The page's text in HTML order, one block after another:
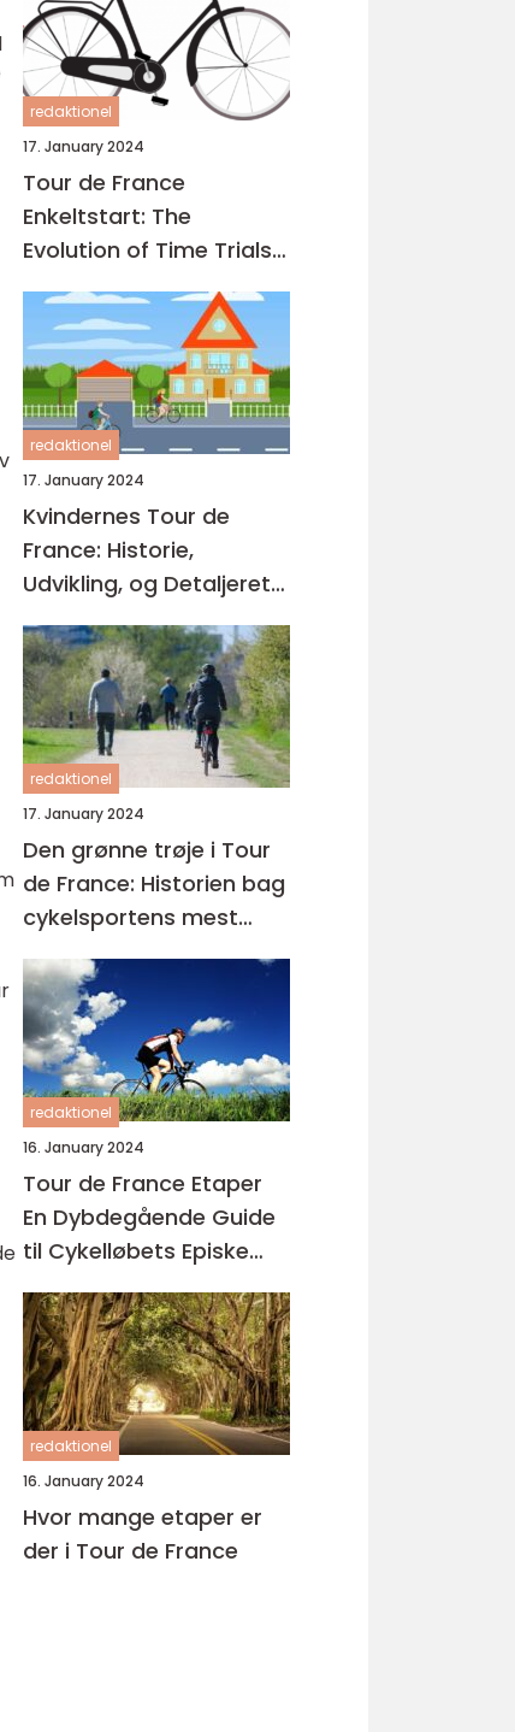
redaktionel
17. January 2024
Tour de France
Enkeltstart: The
Evolution of Time Trials
in the Worlds Greatest
Cycling Race
redaktionel
17. January 2024
Kvindernes Tour de
France: Historie,
Udvikling, og Detaljeret
Præsentation
redaktionel
17. January 2024
Den grønne trøje i Tour
de France: Historien bag
cykelsportens mest
eftertragtede pris
redaktionel
16. January 2024
Tour de France Etaper
En Dybdegående Guide
til Cykelløbets Episke
Ruter
redaktionel
16. January 2024
Hvor mange etaper er
der i Tour de France